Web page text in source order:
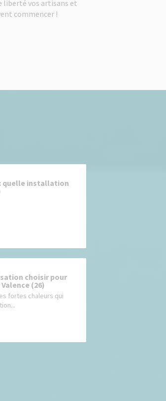
liberté vos artisans et
commencer !
quelle installation
choisir pour
(26)
fortes chaleurs qui